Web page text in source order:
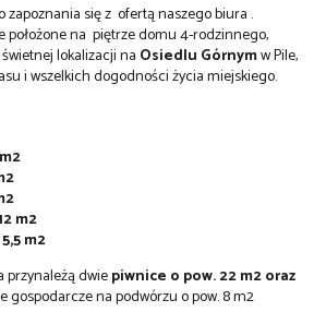
się z ofertą naszego biura .
położone na piętrze domu 4-rodzinnego,
lokalizacji na Osiedlu Górnymw Pile,
i wszelkich dogodności życia miejskiego.
m2
m2
przynależą dwiepiwnice o pow. 22 m2 oraz
gospodarcze na podwórzu o pow. 8 m2